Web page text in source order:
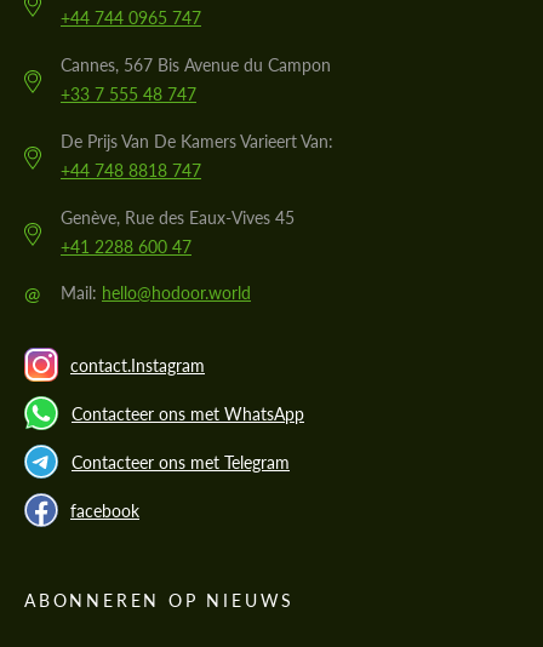
+44 744 0965 747
Cannes, 567 Bis Avenue du Campon
+33 7 555 48 747
De Prijs Van De Kamers Varieert Van:
+44 748 8818 747
Genève, Rue des Eaux-Vives 45
+41 2288 600 47
@ Mail: hello@hodoor.world
contact.Instagram
Contacteer ons met WhatsApp
Contacteer ons met Telegram
facebook
ABONNEREN OP NIEUWS